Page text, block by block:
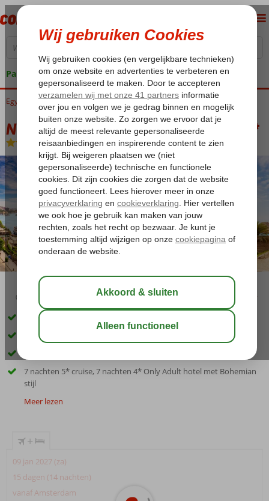
Pakketgarantie
Home
Egypte Luxor Nijlcruise Nijlcruise 5* & Sunrise Meraki Resort 4*
Nijlcruise 5* & Sunrise Meraki Resort 4*
Zie beschrijving
04:50
Ideale combinatie van cultuur en strand
Nijlcruise; dé manier om Egypte te ontdekken
7 nachten 5* cruise, 7 nachten 4* Only Adult hotel met Bohemian
stijl
Meer lezen
+
09 jan 2027 (za)
15 dagen (14 nachten)
vanaf Amsterdam